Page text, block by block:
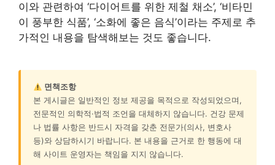
이와 관련하여 ‘다이어트를 위한 제철 채소’, ‘비타민
이 풍부한 식품’, ‘소화에 좋은 음식’이라는 주제로 추
가적인 내용을 탐색해보는 것도 좋습니다.
면책조항
본 게시글은 일반적인 정보 제공을 목적으로 작성되었으며,
전문적인 의학적·법적 조언을 대체하지 않습니다. 건강 문제
나 법률 사항은 반드시 자격을 갖춘 전문가(의사, 변호사
등)와 상담하시기 바랍니다. 본 내용을 근거로 한 행동에 대
해 사이트 운영자는 책임을 지지 않습니다.